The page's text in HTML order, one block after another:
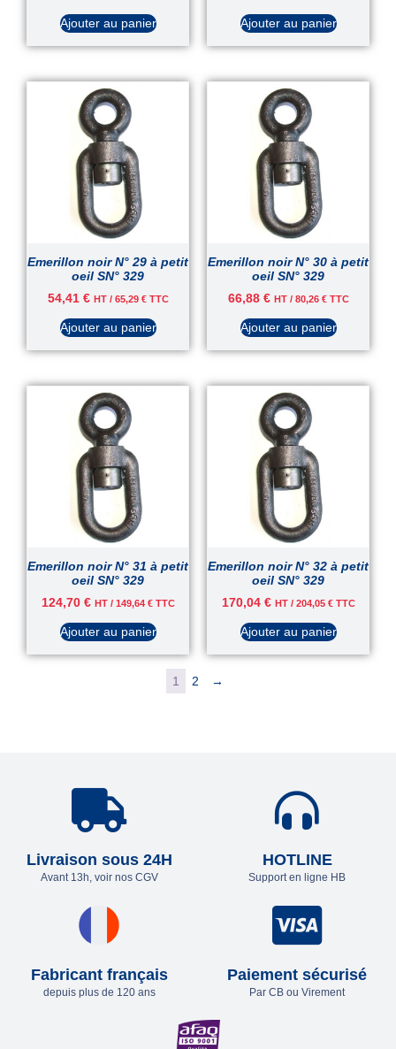
Ajouter au panier Ajouter au panier
Emerillon noir N° 29 à petit
oeil SN° 329
54,41 € HT / 65,29 €TTC
Ajouter au panier
Emerillon noir N° 30 à petit
oeil SN° 329
66,88 € HT / 80,26 €TTC
Ajouter au panier
Emerillon noir N° 31 à petit
oeil SN° 329
124,70 € HT / 149,64 €TTC
Ajouter au panier
Emerillon noir N° 32 à petit
oeil SN° 329
170,04 € HT / 204,05 €TTC
Ajouter au panier
1 2 →
Livraison sous 24H
Avant 13h, voir nos CGV
HOTLINE
Support en ligne HB
Fabricant français
depuis plus de 120 ans
Paiement sécurisé
Par CB ou Virement